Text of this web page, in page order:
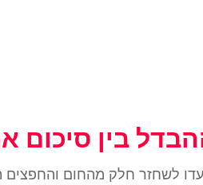
לשחזר חלק מהחום והחפצים